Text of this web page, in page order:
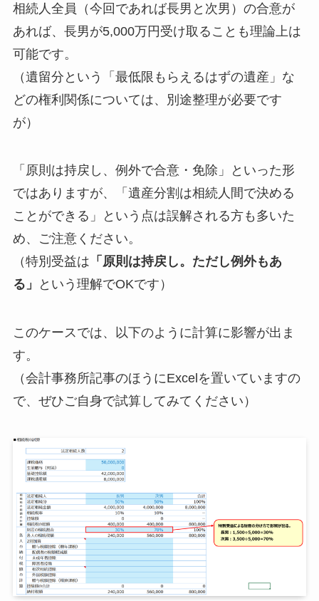
相続人全員（今回であれば長男と次男）の合意が
あれば、長男が5,000万円受け取ることも理論上は
可能です。
（遺留分という「最低限もらえるはずの遺産」な
どの権利関係については、別途整理が必要です
が）
「原則は持戻し、例外で合意・免除」といった形
ではありますが、「遺産分割は相続人間で決める
ことができる」という点は誤解される方も多いた
め、ご注意ください。
（特別受益は 「原則は持戻し。ただし例外もあ
る」
という理解でOKです）
このケースでは、以下のように計算に影響が出ま
す。
（会計事務所記事のほうにExcelを置いていますの
で、ぜひご自身で試算してみてください）